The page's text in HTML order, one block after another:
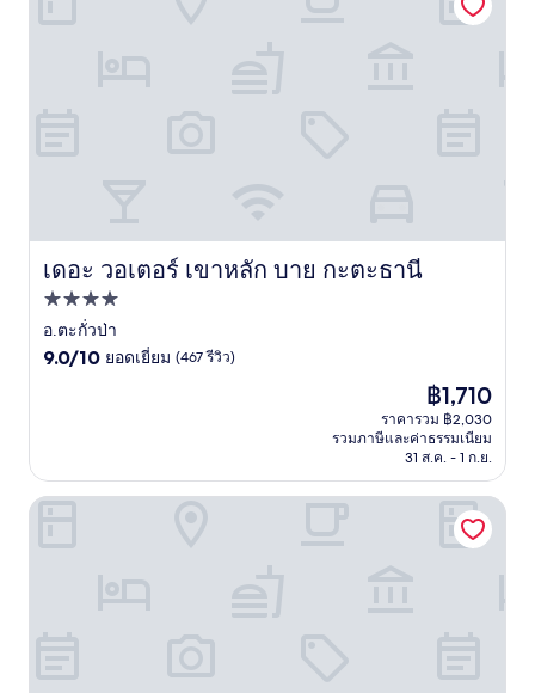
เดอะ วอเตอร์ เขาหลัก บาย กะตะธานี
เดอะ วอเตอร์ เขาหลัก บาย กะตะธานี
ที่พัก
4.0
ดาว
อ.ตะกั่วป่า
9.0
รีวิว)
9.0/10 ยอดเยี่ยม (467 รีวิว)
ราคา
ปัจจุบัน
คือ
฿1,710
฿1,710
ราคารวม ฿2,030
รวมภาษีและค่าธรรมเนียม
31 ส.ค. - 1 ก.ย.
360 อิสระโฟลทติ้ง รีสอร์ท